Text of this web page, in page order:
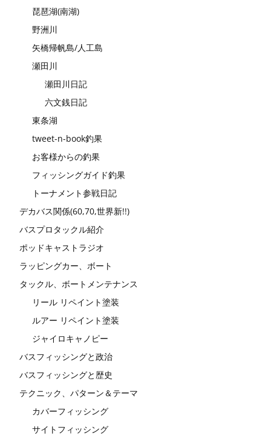
琵琶湖(南湖)
野洲川
矢橋帰帆島/人工島
瀬田川
瀬田川日記
六文銭日記
東条湖
tweet-n-book釣果
お客様からの釣果
フィッシングガイド釣果
トーナメント参戦日記
デカバス関係(60,70,世界新!!)
バスプロタックル紹介
ポッドキャストラジオ
ラッピングカー、ボート
タックル、ボートメンテナンス
リール リペイント塗装
ルアー リペイント塗装
ジャイロキャノピー
バスフィッシングと政治
バスフィッシングと歴史
テクニック、パターン＆テーマ
カバーフィッシング
サイトフィッシング